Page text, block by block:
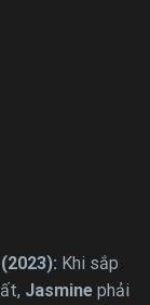
Khi sắp
Jasmine phải